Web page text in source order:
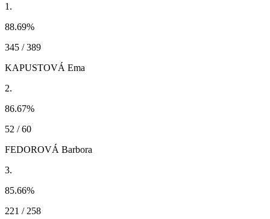
1.
88.69%
345 / 389
KAPUSTOVÁ Ema
2.
86.67%
52 / 60
FEDOROVÁ Barbora
3.
85.66%
221 / 258